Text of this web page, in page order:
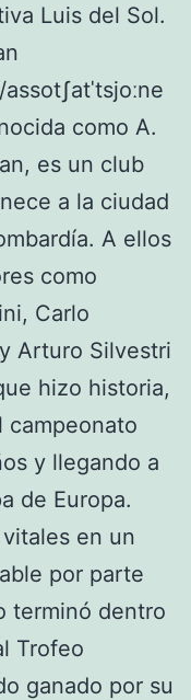
Luis del Sol.
como A.
es un club
a la ciudad
A ellos
como
Carlo
Arturo Silvestri
hizo historia,
campeonato
y llegando a
de Europa.
en un
por parte
terminó dentro
Trofeo
ganado por su